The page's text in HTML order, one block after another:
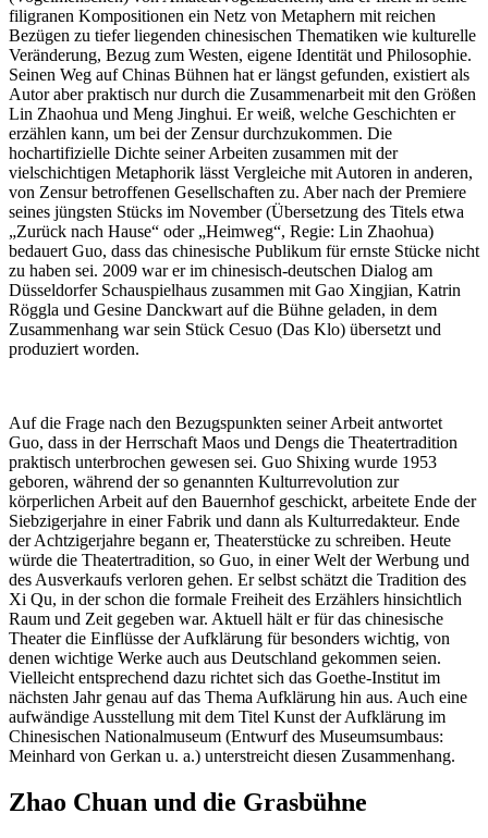
filigranen Kompositionen ein Netz von Metaphern mit reichen
Bezügen zu tiefer liegenden chinesischen Thematiken wie kulturelle
Veränderung, Bezug zum Westen, eigene Identität und Philosophie.
Seinen Weg auf Chinas Bühnen hat er längst gefunden, existiert als
Autor aber praktisch nur durch die Zusammenarbeit mit den Größen
Lin Zhaohua und Meng Jinghui. Er weiß, welche Geschichten er
erzählen kann, um bei der Zensur durchzukommen. Die
hochartifizielle Dichte seiner Arbeiten zusammen mit der
vielschichtigen Metaphorik lässt Vergleiche mit Autoren in anderen,
von Zensur betroffenen Gesellschaften zu. Aber nach der Premiere
seines jüngsten Stücks im November (Übersetzung des Titels etwa
„Zurück nach Hause“ oder „Heimweg“, Regie: Lin Zhaohua)
bedauert Guo, dass das chinesische Publikum für ernste Stücke nicht
zu haben sei. 2009 war er im chinesisch-deutschen Dialog am
Düsseldorfer Schauspielhaus zusammen mit Gao Xingjian, Katrin
Röggla und Gesine Danckwart auf die Bühne geladen, in dem
Zusammenhang war sein Stück Cesuo (Das Klo) übersetzt und
produziert worden.
Auf die Frage nach den Bezugspunkten seiner Arbeit antwortet
Guo, dass in der Herrschaft Maos und Dengs die Theatertradition
praktisch unterbrochen gewesen sei. Guo Shixing wurde 1953
geboren, während der so genannten Kulturrevolution zur
körperlichen Arbeit auf den Bauernhof geschickt, arbeitete Ende der
Siebzigerjahre in einer Fabrik und dann als Kulturredakteur. Ende
der Achtzigerjahre begann er, Theaterstücke zu schreiben. Heute
würde die Theatertradition, so Guo, in einer Welt der Werbung und
des Ausverkaufs verloren gehen. Er selbst schätzt die Tradition des
Xi Qu, in der schon die formale Freiheit des Erzählers hinsichtlich
Raum und Zeit gegeben war. Aktuell hält er für das chinesische
Theater die Einflüsse der Aufklärung für besonders wichtig, von
denen wichtige Werke auch aus Deutschland gekommen seien.
Vielleicht entsprechend dazu richtet sich das Goethe-Institut im
nächsten Jahr genau auf das Thema Aufklärung hin aus. Auch eine
aufwändige Ausstellung mit dem Titel Kunst der Aufklärung im
Chinesischen Nationalmuseum (Entwurf des Museumsumbaus:
Meinhard von Gerkan u. a.) unterstreicht diesen Zusammenhang.
Zhao Chuan und die Grasbühne